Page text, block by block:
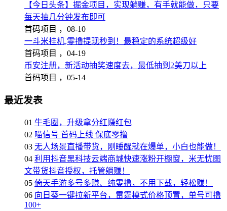
【今日头条】掘金项目，实现躺赚，有手就能做，只要
每天抽几分钟发布即可
首码项目 ， 08-10
一斗米挂机,零撸提现秒到！最稳定的系统超级好
首码项目 ， 04-19
币安注册，新活动抽奖速度去，最低抽到2美刀以上
首码项目 ， 05-14
最近发表
01 牛毛圈，升级拿分红赚红包
02 喵信号 首码上线 保底零撸
03 无人场景直播带货，刚睡醒就在爆单，小白也能做！
04 利用抖音黑科技云端商城快速涨粉开橱窗，米无忧图
文带货抖音授权，托管躺赚！
05 倚天手游多号多赚、纯零撸，不用下载，轻松赚！
06 向日葵一键拉新平台，雷霆模式价格顶置，单号可撸
100+